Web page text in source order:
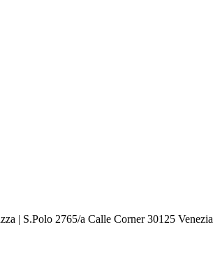
| S.Polo 2765/a Calle Corner 30125 Venezia